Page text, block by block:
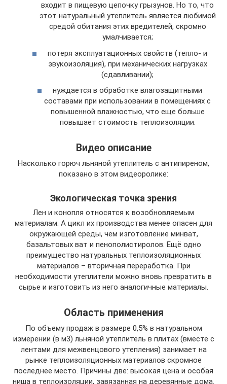
входит в пищевую цепочку грызунов. Но то, что
этот натуральный утеплитель является любимой
средой обитания этих вредителей, скромно
умалчивается;
потеря эксплуатационных свойств (тепло- и
звукоизоляция), при механических нагрузках
(сдавливании);
нуждается в обработке влагозащитными
составами при использовании в помещениях с
повышенной влажностью, что еще больше
повышает стоимость теплоизоляции.
Видео описание
Насколько горюч льняной утеплитель с антипиреном,
показано в этом видеоролике:
Экологическая точка зрения
Лен и конопля относятся к возобновляемым
материалам. А цикл их производства менее опасен для
окружающей среды, чем изготовление минват,
базальтовых ват и пенополистиролов. Ещё одно
преимущество натуральных теплоизоляционных
материалов – вторичная переработка. При
необходимости утеплители можно вновь превратить в
сырье и изготовить из него аналогичные материалы.
Область применения
По объему продаж в размере 0,5% в натуральном
измерении (в м3) льняной утеплитель в плитах (вместе с
лентами для межвенцового утепления) занимает на
рынке теплоизоляционных материалов скромное
последнее место. Причины две: высокая цена и особая
ниша в теплоизоляции, завязанная на деревянные дома.